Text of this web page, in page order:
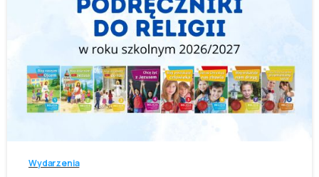
-
Wydarzenia